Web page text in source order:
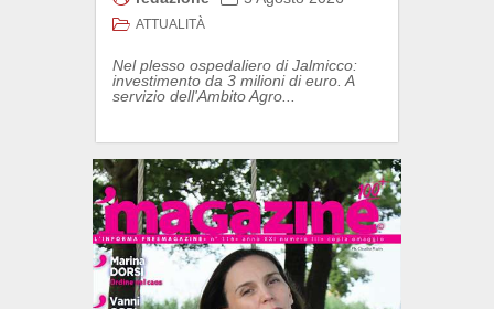
ATTUALITÀ
Nel plesso ospedaliero di Jalmicco:
investimento da 3 milioni di euro. A
servizio dell'Ambito Agro...